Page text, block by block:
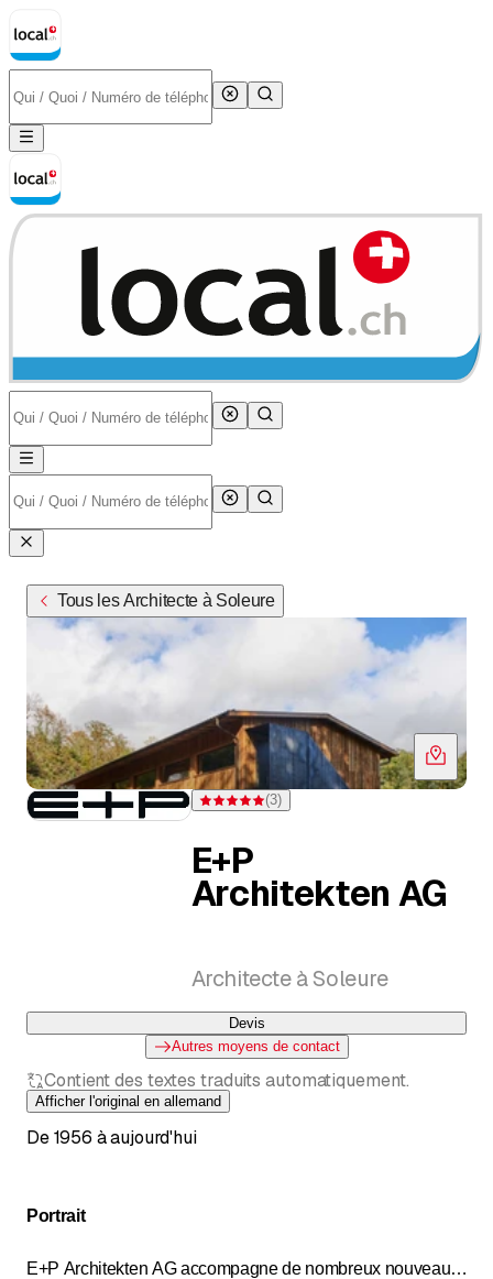
Tous les Architecte à Soleure
Note 5 sur 5 étoiles pour 3 évaluations
(3)
E+P
Architekten AG
Architecte à Soleure
Devis
Autres moyens de contact
Contient des textes traduits automatiquement.
Afficher l'original en allemand
De 1956 à aujourd'hui
Portrait
E+P Architekten AG accompagne de nombreux nouveaux